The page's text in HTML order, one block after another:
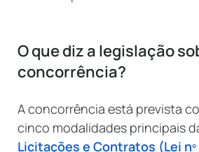
O que diz a legislação
concorrência?
A concorrência está prevista
cinco modalidades principais
Licitações e Contratos (Lei nº